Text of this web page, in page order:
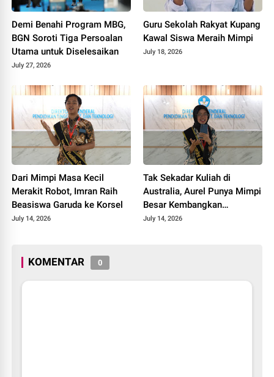
Demi Benahi Program MBG,
BGN Soroti Tiga Persoalan
Utama untuk Diselesaikan
July 27, 2026
Guru Sekolah Rakyat Kupang
Kawal Siswa Meraih Mimpi
July 18, 2026
Dari Mimpi Masa Kecil
Merakit Robot, Imran Raih
Beasiswa Garuda ke Korsel
July 14, 2026
Tak Sekadar Kuliah di
Australia, Aurel Punya Mimpi
Besar Kembangkan
Pengobatan Kanker untuk
July 14, 2026
KOMENTAR 0